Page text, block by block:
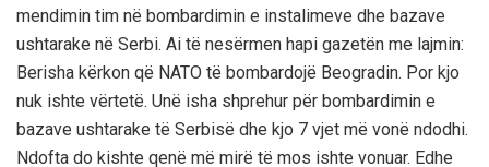
mendimin tim në bombardimin e instalimeve dhe bazave
ushtarake në Serbi. Ai të nesërmen hapi gazetën me lajmin:
Berisha kërkon që NATO të bombardojë Beogradin. Por kjo
nuk ishte vërtetë. Unë isha shprehur për bombardimin e
bazave ushtarake të Serbisë dhe kjo 7 vjet më vonë ndodhi.
Ndofta do kishte qenë më mirë të mos ishte vonuar. Edhe